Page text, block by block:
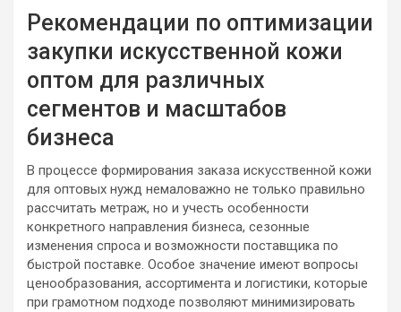
Рекомендации по оптимизации
закупки искусственной кожи
оптом для различных
сегментов и масштабов
бизнеса
В процессе формирования заказа искусственной кожи
для оптовых нужд немаловажно не только правильно
рассчитать метраж, но и учесть особенности
конкретного направления бизнеса, сезонные
изменения спроса и возможности поставщика по
быстрой поставке. Особое значение имеют вопросы
ценообразования, ассортимента и логистики, которые
при грамотном подходе позволяют минимизировать